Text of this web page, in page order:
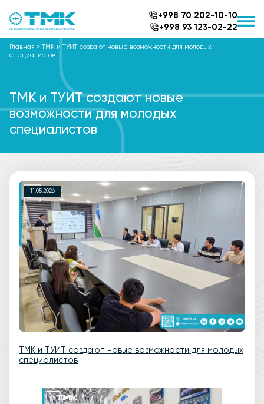
+998 70 202-10-10
+998 93 123-02-22
Главная >TMK и ТУИТ создают новые возможности для молодых
специалистов
TMK и ТУИТ создают новые
возможности для молодых
специалистов
11.05.2026
TMK и ТУИТ создают новые возможности для молодых
специалистов